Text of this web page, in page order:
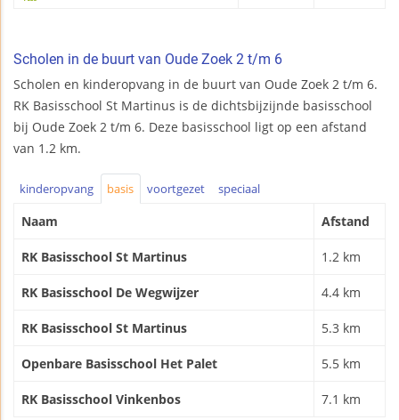
Scholen in de buurt van Oude Zoek 2 t/m 6
Scholen en kinderopvang in de buurt van Oude Zoek 2 t/m 6.
RK Basisschool St Martinus is de dichtsbijzijnde basisschool
bij Oude Zoek 2 t/m 6. Deze basisschool ligt op een afstand
van 1.2 km.
kinderopvang basis voortgezet speciaal
Naam Afstand
RK Basisschool St Martinus 1.2 km
RK Basisschool De Wegwijzer 4.4 km
RK Basisschool St Martinus 5.3 km
Openbare Basisschool Het Palet 5.5 km
RK Basisschool Vinkenbos 7.1 km